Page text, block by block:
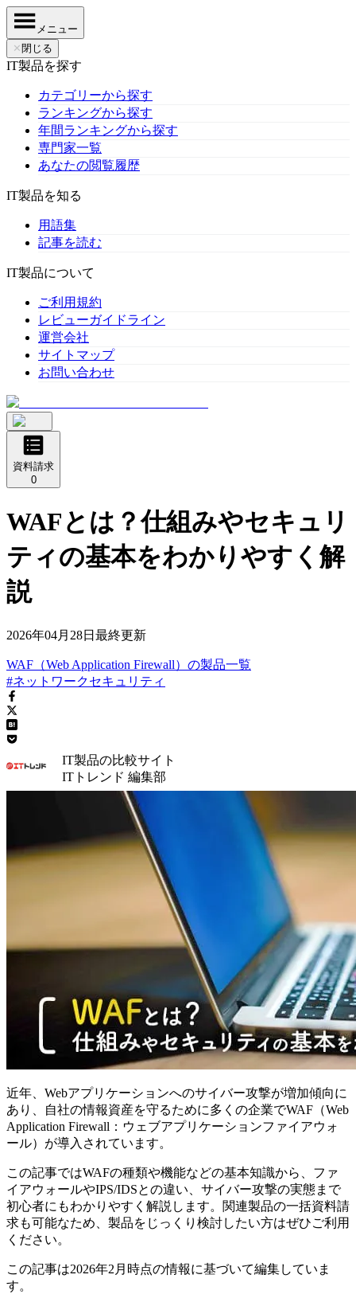
メニュー
✕ 閉じる
IT製品を探す
カテゴリーから探す
ランキングから探す
年間ランキングから探す
専門家一覧
あなたの閲覧履歴
IT製品を知る
用語集
記事を読む
IT製品について
ご利用規約
レビューガイドライン
運営会社
サイトマップ
お問い合わせ
資料請求
0
WAFとは？仕組みやセキュリ
ティの基本をわかりやすく解
説
2026年04月28日 最終更新
WAF（Web Application Firewall） の製品一覧
#ネットワークセキュリティ
IT製品の比較サイト
ITトレンド 編集部
近年、Webアプリケーションへのサイバー攻撃が増加傾向に
あり、自社の情報資産を守るために多くの企業でWAF（Web
Application Firewall：ウェブアプリケーションファイアウォ
ール）が導入されています。
この記事ではWAFの種類や機能などの基本知識から、ファ
イアウォールやIPS/IDSとの違い、サイバー攻撃の実態まで
初心者にもわかりやすく解説します。関連製品の一括資料請
求も可能なため、製品をじっくり検討したい方はぜひご利用
ください。
この記事は2026年2月時点の情報に基づいて編集していま
す。